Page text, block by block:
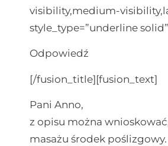
visibility,medium-
style_type=”underline
Odpowiedź
[/fusion_title][fusion_text]
Pani Anno,
z opisu można
masażu środek